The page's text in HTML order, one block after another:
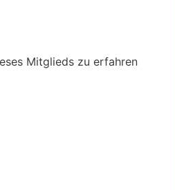
Mitglieds zu erfahren